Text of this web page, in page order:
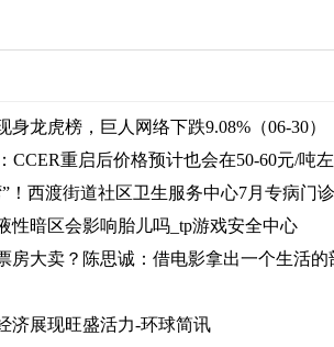
龙虎榜，巨人网络下跌9.08%（06-30）
CCER重启后价格预计也会在50-60元/吨
！西渡街道社区卫生服务中心7月专病门
性暗区会影响胎儿吗_tp游戏安全中心
房大卖？陈思诚：借电影拿出一个生活的
济展现旺盛活力-环球简讯